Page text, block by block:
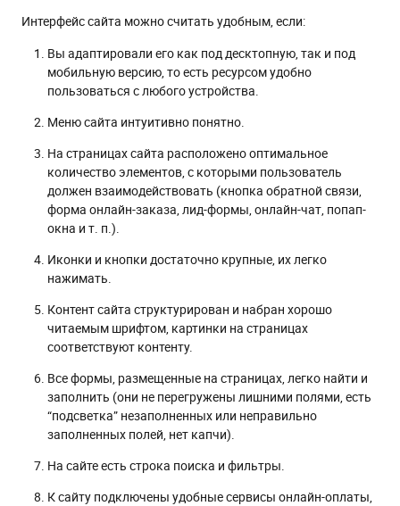
Интерфейс сайта можно считать удобным, если:
Вы адаптировали его как под десктопную, так и под
мобильную версию, то есть ресурсом удобно
пользоваться с любого устройства.
Меню сайта интуитивно понятно.
На страницах сайта расположено оптимальное
количество элементов, с которыми пользователь
должен взаимодействовать (кнопка обратной связи,
форма онлайн-заказа, лид-формы, онлайн-чат, попап-
окна и т. п.).
Иконки и кнопки достаточно крупные, их легко
нажимать.
Контент сайта структурирован и набран хорошо
читаемым шрифтом, картинки на страницах
соответствуют контенту.
Все формы, размещенные на страницах, легко найти и
заполнить (они не перегружены лишними полями, есть
“подсветка” незаполненных или неправильно
заполненных полей, нет капчи).
На сайте есть строка поиска и фильтры.
К сайту подключены удобные сервисы онлайн-оплаты,